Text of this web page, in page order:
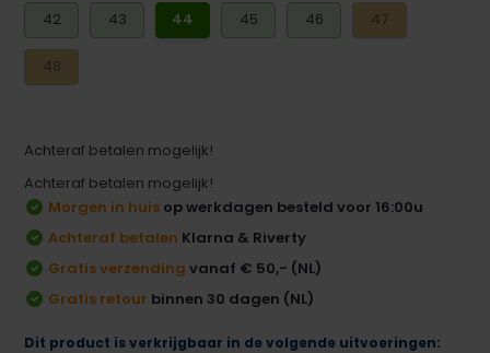
42 43 44 45 46 47
48
Achteraf betalen mogelijk!
Achteraf betalen mogelijk!
Morgen in huis op werkdagen besteld voor 16:00u
Achteraf betalen Klarna & Riverty
Gratis verzending vanaf € 50,- (NL)
Gratis retour binnen 30 dagen (NL)
Dit product is verkrijgbaar in de volgende uitvoeringen: